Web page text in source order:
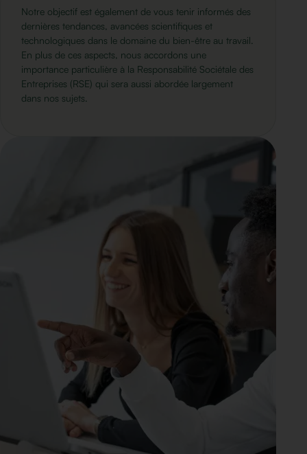
Notre objectif est également de vous tenir informés des
dernières tendances, avancées scientifiques et
technologiques dans le domaine du bien-être au travail.
En plus de ces aspects, nous accordons une
importance particulière à la Responsabilité Sociétale des
Entreprises (RSE) qui sera aussi abordée largement
dans nos sujets.